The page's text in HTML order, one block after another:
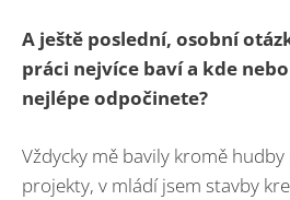
A ještě poslední, osobní
práci nejvíce baví a kde
nejlépe odpočinete?
Vždycky mě bavily kromě
projekty, v mládí jsem stavby